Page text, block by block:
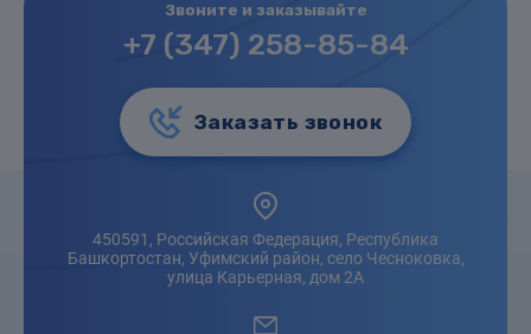
Звоните и заказывайте
+7 (347) 258-85-84
Заказать звонок
450591, Российская Федерация, Республика
Башкортостан, Уфимский район, село Чесноковка,
улица Карьерная, дом 2А